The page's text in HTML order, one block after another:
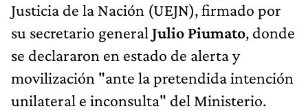
Justicia de la Nación (UEJN), firmado por
su secretario general Julio Piumato, donde
se declararon en estado de alerta y
movilización "ante la pretendida intención
unilateral e inconsulta" del Ministerio.